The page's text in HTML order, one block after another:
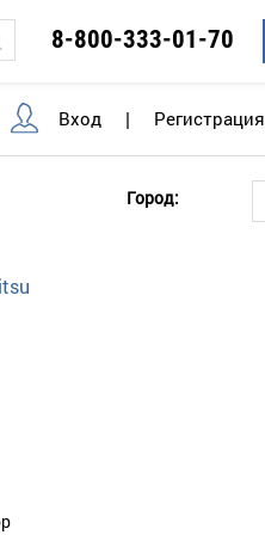
8-800-333-01-70
Вход | Регистрация
Город: